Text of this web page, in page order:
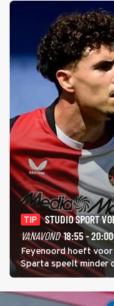
TIP
STUDIO SPORT
VANAVOND 18:55 - 20:00
Feyenoord hoeft
Sparta speelt minder
Ferri aan van KVC